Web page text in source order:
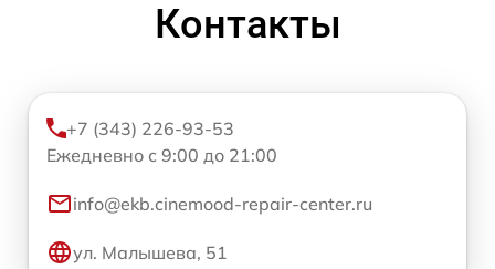
Контакты
+7 (343) 226-93-53
Ежедневно с 9:00 до 21:00
info@ekb.cinemood-repair-center.ru
ул. Малышева, 51